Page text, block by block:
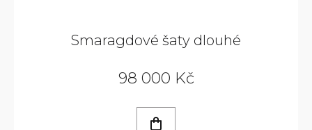
Smaragdové šaty dlouhé
98 000 Kč